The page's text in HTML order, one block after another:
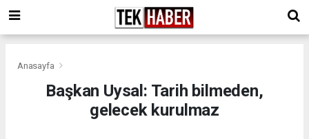
Anasayfa
Başkan Uysal: Tarih bilmeden,
gelecek kurulmaz